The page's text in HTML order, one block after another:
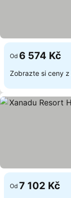
Od 6 574 Kč
Zobrazte si ceny z
Od 7 102 Kč